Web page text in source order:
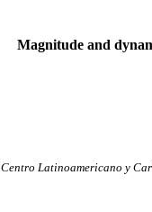
Magnitude and
Centro Latinoamericano y